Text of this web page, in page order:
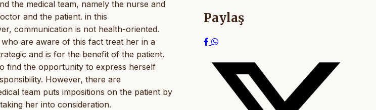
the medical team, namely the nurse and
and the patient. in this
communication is not health-oriented.
are aware of this fact treat her in a
and is for the benefit of the patient.
find the opportunity to express herself
However, there are
team puts impositions on the patient by
her into consideration.
Paylaş